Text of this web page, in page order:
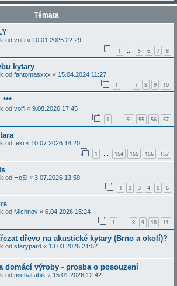
Témata
od volfi « 10.01.2025 22:29
1 … 5 6 7 8
kytary
od fantomasxxx « 15.04.2024 11:27
1 7 8 9 10
***
od volfi « 9.08.2026 17:45
1 … 54 55 56 57
od feki « 10.07.2026 14:20
1 … 154 155 156 157
od HoSl « 3.07.2026 13:59
1 2 3 4 5 6
od Michnov « 6.04.2026 15:24
1 … 8 9 10 11
dřevo na akustické kytary (Brno a okolí)?
od starypard « 13.03.2026 21:52
domácí výroby - prosba o posouzení
od michalfabik « 15.01.2026 12:42